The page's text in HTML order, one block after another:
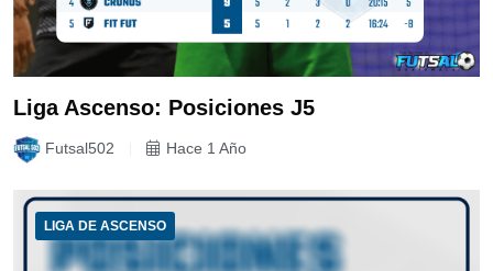
Liga Ascenso: Posiciones J5
Futsal502 Hace 1 Año
LIGA DE ASCENSO